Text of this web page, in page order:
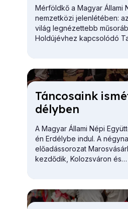
Mérföldkő a Magyar Állami
nemzetközi jelenlétében:
világ legnézettebb
Holdújévhez kapcsolódó
Tán­co­sa­ink
dély­ben
A Magyar Állami Népi
én Erdélybe indul. A
előadássorozat
kezdődik, Kolozsváron és